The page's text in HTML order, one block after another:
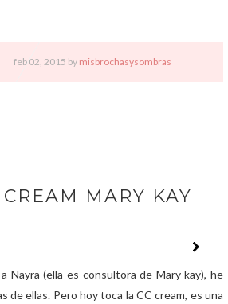
feb 02, 2015 by misbrochasysombras
MARY KAY
Nayra (ella es consultora de Mary kay), he
de ellas. Pero hoy toca la CC cream, es una